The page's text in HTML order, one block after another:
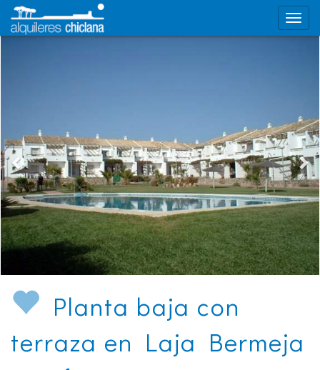
Planta baja con
terraza en Laja Bermeja
- Ref. LAJABE0810
6OCUPANTES | 2DORMITORIOS